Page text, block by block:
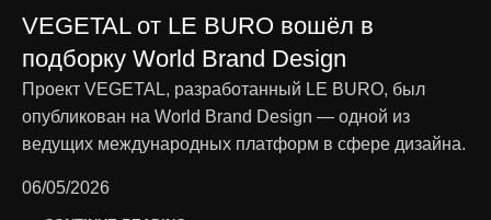
VEGETAL от LE BURO вошёл в
подборку World Brand Design
Проект VEGETAL, разработанный LE BURO, был
опубликован на World Brand Design — одной из
ведущих международных платформ в сфере дизайна.
06/05/2026